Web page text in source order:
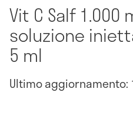
Vit C Salf 1.000
soluzione
5 ml
Ultimo aggiornamento: